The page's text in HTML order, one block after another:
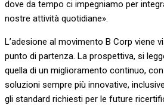
dove da tempo ci impegniamo per
nostre attività quotidiane».
L’adesione al movimento B Corp viene
punto di partenza. La prospettiva, si
quella di un miglioramento continuo,
soluzioni sempre più innovative,
gli standard richiesti per le future